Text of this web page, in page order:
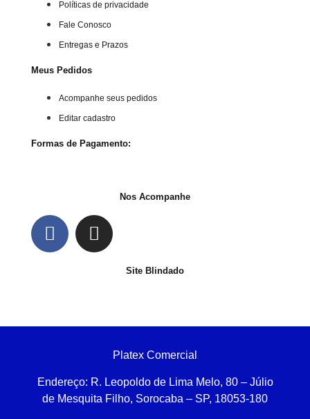
Políticas de privacidade
Fale Conosco
Entregas e Prazos
Meus Pedidos
Acompanhe seus pedidos
Editar cadastro
Formas de Pagamento:
Nos Acompanhe
Site Blindado
Platex Comercial
Endereço: R. Leopoldo de Lima Melo, 80 – Júlio
de Mesquita Filho, Sorocaba – SP, 18053-180